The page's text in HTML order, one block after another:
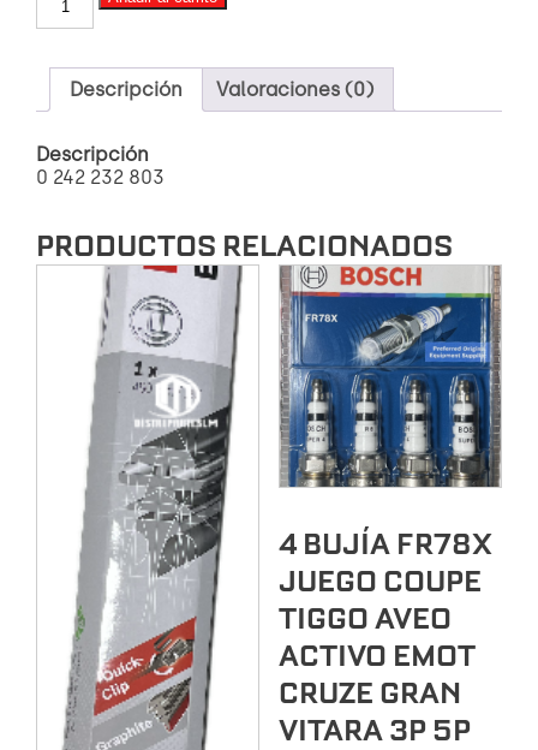
WR78
JUEGO
cantidad
Descripción Valoraciones (0)
Descripción
0 242 232 803
PRODUCTOS RELACIONADOS
4 BUJÍA FR78X
JUEGO COUPE
TIGGO AVEO
ACTIVO EMOT
CRUZE GRAN
VITARA 3P 5P